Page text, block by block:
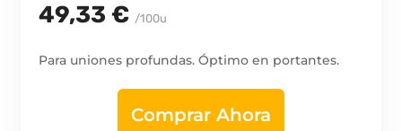
49,33 €/100u
Para uniones profundas. Óptimo en portantes.
Comprar Ahora